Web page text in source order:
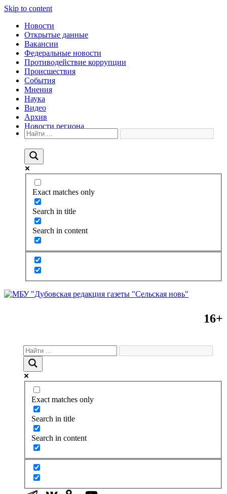
Skip to content
Новости
Открытые данные
Вакансии
Федеральные новости
Противодействие коррупции
Происшествия
События
Мнения
Наука
Видео
Архив
Новости региона
Exact matches only
Search in title
Search in content
16+
Exact matches only
Search in title
Search in content